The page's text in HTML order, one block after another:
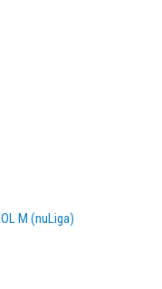
M (nuLiga)